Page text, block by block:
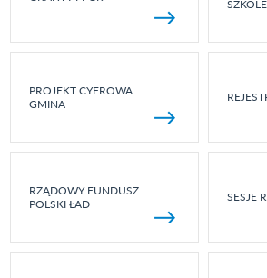
SZKOLE
PROJEKT CYFROWA
GMINA
RZĄDOWY FUNDUSZ
POLSKI ŁAD
SESJE